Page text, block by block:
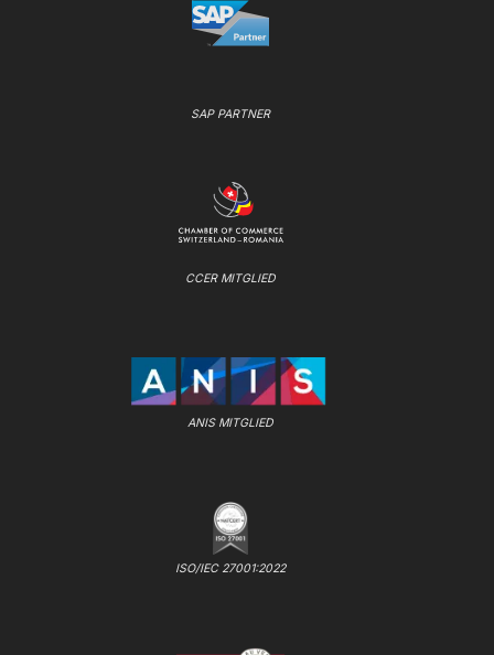
SAP PARTNER
CCER MITGLIED
ANIS MITGLIED
ISO/IEC 27001:2022